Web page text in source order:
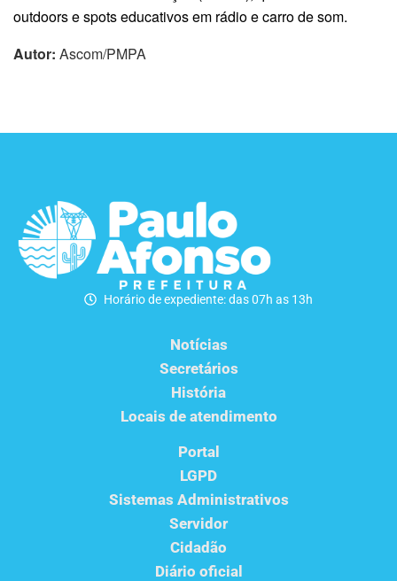
outdoors e spots educativos em rádio e carro de som.
Autor: Ascom/PMPA
Horário de expediente: das 07h as 13h
Notícias
Secretários
História
Locais de atendimento
Portal
LGPD
Sistemas Administrativos
Servidor
Cidadão
Diário oficial